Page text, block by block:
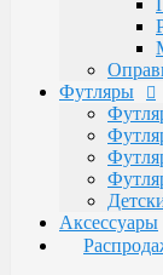
Аксессуары
Футляры
Аксессуары